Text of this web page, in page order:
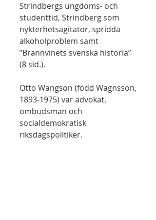
Strindbergs ungdoms- och
studenttid, Strindberg som
nykterhetsagitator, spridda
alkoholproblem samt
”Brännvinets svenska historia”
(8 sid.).
Otto Wangson (född Wagnsson,
1893-1975) var advokat,
ombudsman och
socialdemokratisk
riksdagspolitiker.